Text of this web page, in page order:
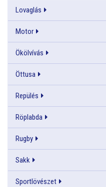
Lovaglás
Motor
Ökölvívás
Öttusa
Repülés
Röplabda
Rugby
Sakk
Sportlövészet